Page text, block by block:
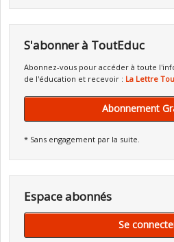
S'abonner à ToutEduc
Abonnez-vous pour accéder à toute
de l'éducation et recevoir : La Lettre
Abonnement
* Sans engagement par la suite.
Espace abonnés
Se